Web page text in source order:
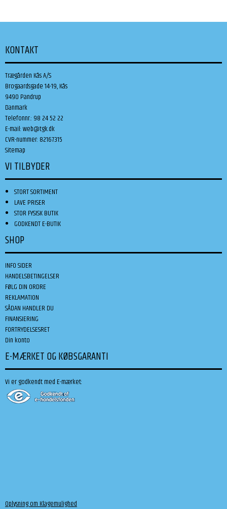
KONTAKT
Trægården Kås A/S
Brogaardsgade 14-19, Kås
9490 Pandrup
Danmark
Telefonnr.: 98 24 52 22
E-mail:web@tgk.dk
CVR-nummer: 82167315
Sitemap
VI TILBYDER
STORT SORTIMENT
LAVE PRISER
STOR FYSISK BUTIK
GODKENDT E-BUTIK
SHOP
INFO SIDER
HANDELSBETINGELSER
FØLG DIN ORDRE
REKLAMATION
SÅDAN HANDLER DU
FINANSIERING
FORTRYDELSESRET
Din konto
E-MÆRKET OG KØBSGARANTI
Vi er godkendt med E-mærket:
Oplysning om Klagemulighed